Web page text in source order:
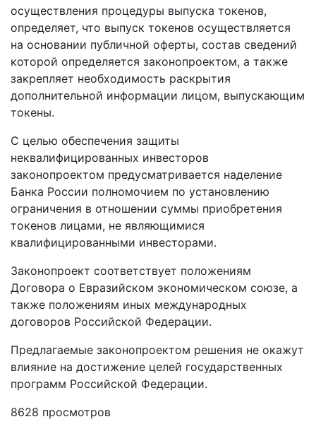
осуществления процедуры выпуска токенов,
определяет, что выпуск токенов осуществляется
на основании публичной оферты, состав сведений
которой определяется законопроектом, а также
закрепляет необходимость раскрытия
дополнительной информации лицом, выпускающим
токены.
С целью обеспечения защиты
неквалифицированных инвесторов
законопроектом предусматривается наделение
Банка России полномочием по установлению
ограничения в отношении суммы приобретения
токенов лицами, не являющимися
квалифицированными инвесторами.
Законопроект соответствует положениям
Договора о Евразийском экономическом союзе, а
также положениям иных международных
договоров Российской Федерации.
Предлагаемые законопроектом решения не окажут
влияние на достижение целей государственных
программ Российской Федерации.
8628 просмотров